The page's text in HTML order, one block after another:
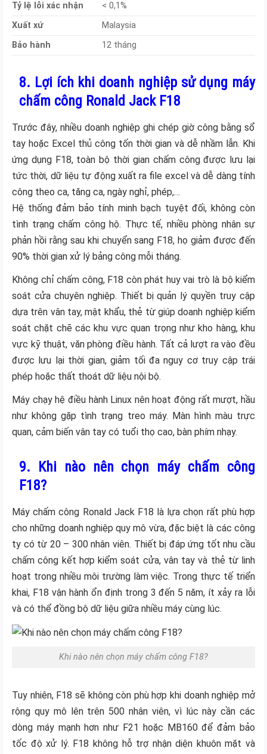
Tỷ lệ lỗi xác nhận
< 0,1%
Xuất xứ
Malaysia
Bảo hành
12 tháng
8. Lợi ích khi doanh nghiệp sử dụng máy
chấm công Ronald Jack F18
Trước đây, nhiều doanh nghiệp ghi chép giờ công bằng sổ
tay hoặc Excel thủ công tốn thời gian và dễ nhầm lẫn. Khi
ứng dụng F18, toàn bộ thời gian chấm công được lưu lại
tức thời, dữ liệu tự động xuất ra file excel và dễ dàng tính
công theo ca, tăng ca, ngày nghỉ, phép,…
Hệ thống đảm bảo tính minh bạch tuyệt đối, không còn
tình trạng chấm công hộ. Thực tế, nhiều phòng nhân sự
phản hồi rằng sau khi chuyển sang F18, họ giảm được đến
90% thời gian xử lý bảng công mỗi tháng.
Không chỉ chấm công, F18 còn phát huy vai trò là bộ kiểm
soát cửa chuyên nghiệp. Thiết bị quản lý quyền truy cập
dựa trên vân tay, mật khẩu, thẻ từ giúp doanh nghiệp kiểm
soát chặt chẽ các khu vực quan trọng như kho hàng, khu
vực kỹ thuật, văn phòng điều hành. Tất cả lượt ra vào đều
được lưu lại thời gian, giảm tối đa nguy cơ truy cập trái
phép hoặc thất thoát dữ liệu nội bộ.
Máy chạy hệ điều hành Linux nên hoạt động rất mượt, hầu
như không gặp tình trạng treo máy. Màn hình màu trực
quan, cảm biến vân tay có tuổi thọ cao, bàn phím nhạy.
9. Khi nào nên chọn máy chấm công
F18?
Máy chấm công Ronald Jack F18 là lựa chọn rất phù hợp
cho những doanh nghiệp quy mô vừa, đặc biệt là các công
ty có từ 20 – 300 nhân viên. Thiết bị đáp ứng tốt nhu cầu
chấm công kết hợp kiểm soát cửa, vân tay và thẻ từ linh
hoạt trong nhiều môi trường làm việc. Trong thực tế triển
khai, F18 vận hành ổn định trong 3 đến 5 năm, ít xảy ra lỗi
và có thể đồng bộ dữ liệu giữa nhiều máy cùng lúc.
Khi nào nên chọn máy chấm công F18?
Tuy nhiên, F18 sẽ không còn phù hợp khi doanh nghiệp mở
rộng quy mô lên trên 500 nhân viên, vì lúc này cần các
dòng máy mạnh hơn như F21 hoặc MB160 để đảm bảo
tốc độ xử lý. F18 không hỗ trợ nhận diện khuôn mặt và